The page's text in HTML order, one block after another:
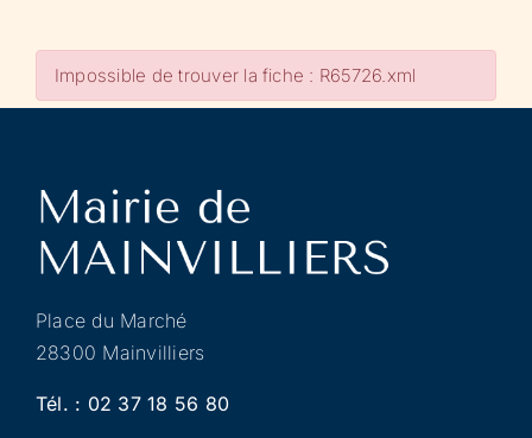
Impossible de trouver la fiche : R65726.xml
Place du Marché
28300 Mainvilliers
Tél. : 02 37 18 56 80